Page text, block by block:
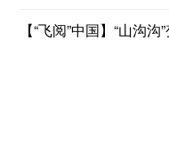
【“飞阅”中国】“山沟